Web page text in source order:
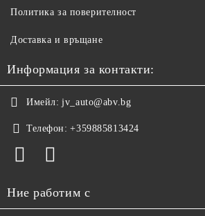
Политика за поверителност
Доставка и връщане
Информация за контакти:
Имейл: jv_auto@abv.bg
Телефон: +359885813424
Ние работим с